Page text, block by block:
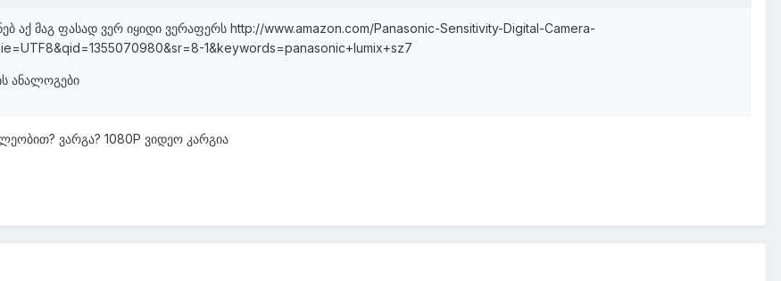
აქ მაგ ფასად ვერ იყიდი ვერაფერს http://www.amazon.com/Panasonic-Sensitivity-Digital-Camera-
1&keywords=panasonic+lumix+sz7
ანალოგები
ვარგა? 1080P ვიდეო კარგია